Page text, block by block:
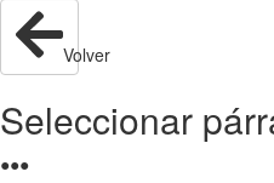
Volver
Seleccionar
●●●